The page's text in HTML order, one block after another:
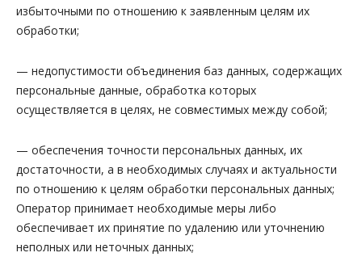
избыточными по отношению к заявленным целям их
обработки;
— недопустимости объединения баз данных, содержащих
персональные данные, обработка которых
осуществляется в целях, не совместимых между собой;
— обеспечения точности персональных данных, их
достаточности, а в необходимых случаях и актуальности
по отношению к целям обработки персональных данных;
Оператор принимает необходимые меры либо
обеспечивает их принятие по удалению или уточнению
неполных или неточных данных;